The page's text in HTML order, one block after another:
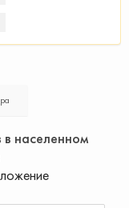
населенном